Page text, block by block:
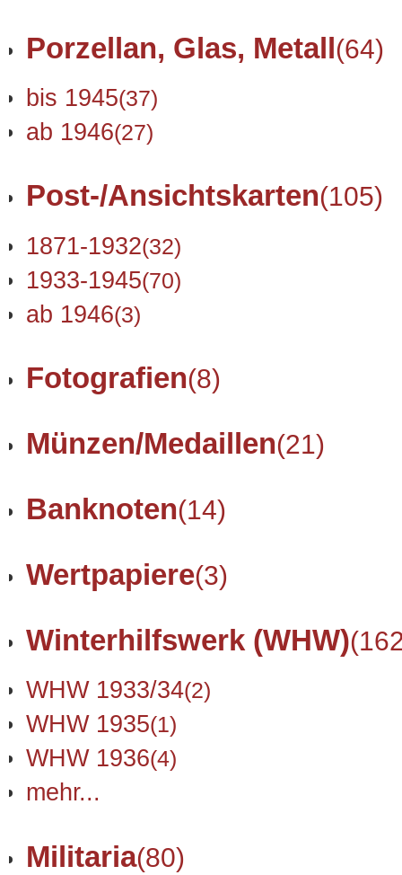
Porzellan, Glas, Metall(64)
bis 1945(37)
ab 1946(27)
Post-/Ansichtskarten(105)
1871-1932(32)
1933-1945(70)
ab 1946(3)
Fotografien(8)
Münzen/Medaillen(21)
Banknoten(14)
Wertpapiere(3)
Winterhilfswerk (WHW)
WHW 1933/34(2)
WHW 1935(1)
WHW 1936(4)
mehr...
Militaria(80)